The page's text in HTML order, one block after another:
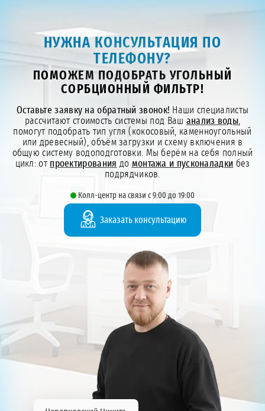
НУЖНА КОНСУЛЬТАЦИЯ ПО
ТЕЛЕФОНУ?
ПОМОЖЕМ ПОДОБРАТЬ УГОЛЬНЫЙ
СОРБЦИОННЫЙ ФИЛЬТР!
Оставьте заявку на обратный звонок! Наши специалисты
рассчитают стоимость системы под Ваш анализ воды
помогут подобрать тип угля (кокосовый, каменноугольный
или древесный), объём загрузки и схему включения в
общую систему водоподготовки. Мы берём на себя полный
цикл: от проектирования до монтажа и пусконаладки без
подрядчиков.
Колл-центр на связи с 9:00 до 19:00
Заказать консультацию